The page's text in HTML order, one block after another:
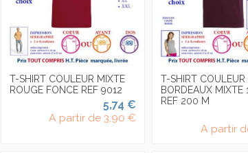
T-SHIRT COULEUR MIXTE
ROUGE FONCE REF 9012
5,74 €
A partir de 3,90 €
T-SHIRT COULEUR
BORDEAUX MIXTE
REF 200 M
A partir